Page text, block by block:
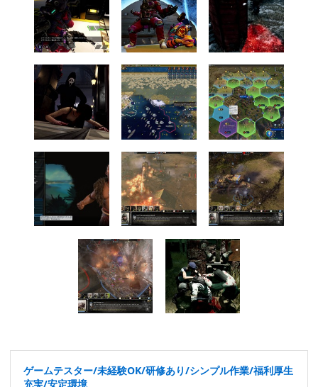
ゲームテスター/未経験OK/研修あり/シンプル作業/福利厚生
充実/安定環境